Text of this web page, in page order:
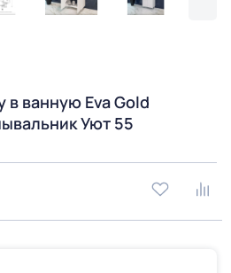
в ванную Eva Gold
Уют 55